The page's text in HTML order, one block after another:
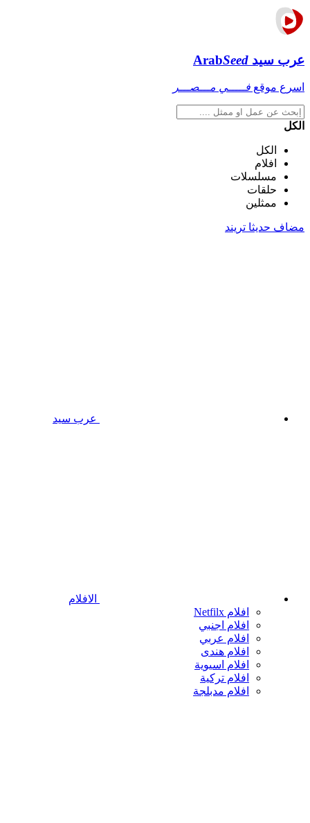
عرب سيد ArabSeed
اسرع موقع فـــــي مـــصـــر
الكل
الكل
افلام
مسلسلات
حلقات
ممثلين
مضاف حديثا تريند
عرب سيد
الافلام
افلام Netfilx
افلام اجنبي
افلام عربي
افلام هندى
افلام اسيوية
افلام تركية
افلام مدبلجة